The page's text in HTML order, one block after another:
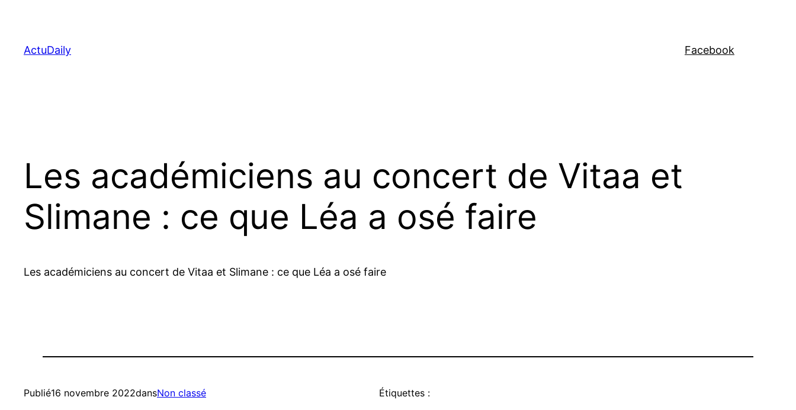
contenu
ActuDaily Facebook
Les académiciens au concert de Vitaa et
Slimane : ce que Léa a osé faire
Les académiciens au concert de Vitaa et Slimane : ce que Léa a osé faire
Publié16 novembre 2022dansNon classé Étiquettes :